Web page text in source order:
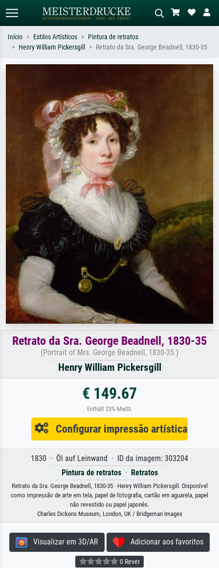
impressionismo, onda de Hokusai, nu.
a óleo escura, nu em pé ao lado de
Início Estilos Artísticos
Pintura de retratos
Henry William Pickersgill
Retrato da Sra. George Beadnell, 1830-35
Retrato da Sra. George Beadnell, 1830-35
(Portrait of Mrs. George Beadnell, 1830-35 )
Henry William Pickersgill
€ 149.67
Enthält 23% MwSt.
Configurar impressão artística
1830 · Öl auf Leinwand · ID da imagem: 303204
Pintura de retratos· Retratos
Retrato da Sra. George Beadnell, 1830-35 · Henry William Pickersgill. Disponível
como impressão de arte em tela, papel de fotografia, cartão em aguarela, papel
não revestido ou papel japonês.
Charles Dickens Museum, London, UK / Bridgeman Images
Visualizar em 3D/AR Adicionar aos favoritos
0 Rever